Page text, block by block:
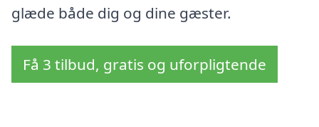
glæde både dig og dine gæster.
Få 3 tilbud, gratis og uforpligtende